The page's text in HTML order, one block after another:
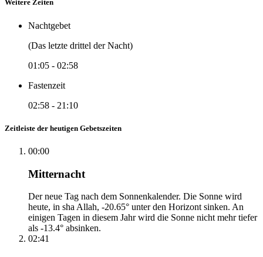
Weitere Zeiten
Nachtgebet
(Das letzte drittel der Nacht)
01:05 - 02:58
Fastenzeit
02:58 - 21:10
Zeitleiste der heutigen Gebetszeiten
00:00
Mitternacht
Der neue Tag nach dem Sonnenkalender. Die Sonne wird
heute, in sha Allah, -20.65° unter den Horizont sinken. An
einigen Tagen in diesem Jahr wird die Sonne nicht mehr tiefer
als -13.4° absinken.
02:41